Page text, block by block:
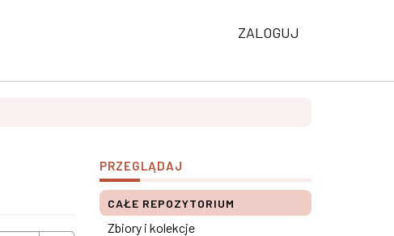
ZALOGUJ
PRZEGLĄDAJ
CAŁE REPOZYTORIUM
Zbiory i kolekcje